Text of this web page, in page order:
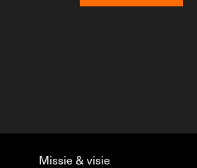
Missie & visie